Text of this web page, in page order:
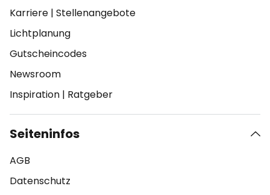
Karriere | Stellenangebote
Lichtplanung
Gutscheincodes
Newsroom
Inspiration | Ratgeber
Seiteninfos
AGB
Datenschutz